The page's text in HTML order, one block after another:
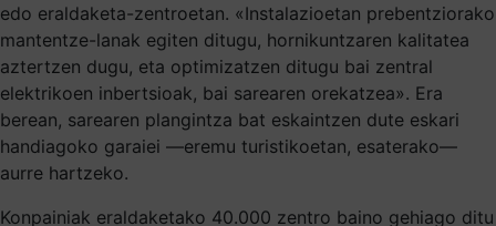
edo eraldaketa-zentroetan. «Instalazioetan prebentziorako
mantentze-lanak egiten ditugu, hornikuntzaren kalitatea
aztertzen dugu, eta optimizatzen ditugu bai zentral
elektrikoen inbertsioak, bai sarearen orekatzea». Era
berean, sarearen plangintza bat eskaintzen dute eskari
handiagoko garaiei —eremu turistikoetan, esaterako—
aurre hartzeko.
Konpainiak eraldaketako 40.000 zentro baino gehiago ditu